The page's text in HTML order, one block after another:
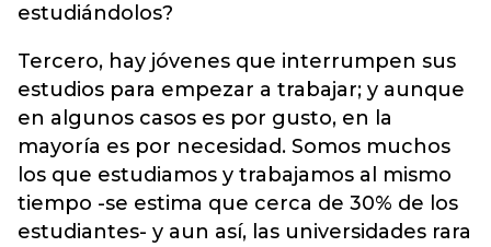
estudiándolos?
Tercero, hay jóvenes que interrumpen sus
estudios para empezar a trabajar; y aunque
en algunos casos es por gusto, en la
mayoría es por necesidad. Somos muchos
los que estudiamos y trabajamos al mismo
tiempo -se estima que cerca de 30% de los
estudiantes- y aun así, las universidades rara